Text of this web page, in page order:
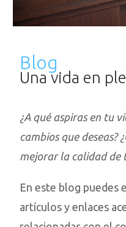
Blog
Una vida en
¿A qué aspiras en tu
cambios que deseas?
mejorar la calidad de
En este blog puedes
artículos y enlaces